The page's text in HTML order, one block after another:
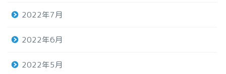
2022年7月
2022年6月
2022年5月